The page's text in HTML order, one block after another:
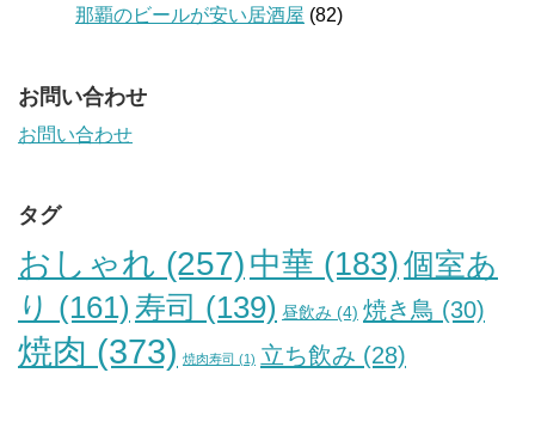
那覇のビールが安い居酒屋 (82)
お問い合わせ
お問い合わせ
タグ
おしゃれ (257) 中華 (183)個室あ
り (161) 寿司 (139) 昼飲み (4) 焼き鳥 (30)
焼肉 (373) 焼肉寿司 (1) 立ち飲み (28)